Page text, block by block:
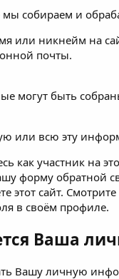
собираем и
или никнейм на
почты.
могут быть
или всю эту
как участник на
форму обратной
этот сайт.
в своём профиле.
Ваша
Вашу личную